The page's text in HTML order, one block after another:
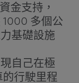
金支持，
1000 多個公
基礎設施
自己在極
的行駛里程